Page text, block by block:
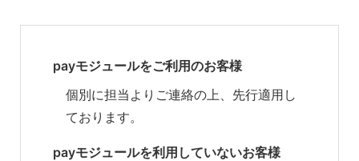
payモジュールをご利用のお客様
個別に担当よりご連絡の上、先行適用し
ております。
payモジュールを利用していないお客様